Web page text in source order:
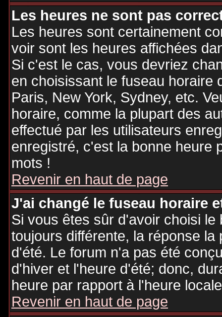
Les heures ne sont pas
Les heures sont certainement
voir sont les heures affichées
Si c'est le cas, vous devriez
en choisissant le fuseau horaire
Paris, New York, Sydney, etc.
horaire, comme la plupart des
effectué par les utilisateurs
enregistré, c'est la bonne heure
mots !
Revenir en haut de page
J'ai changé le fuseau horaire
Si vous êtes sûr d'avoir choisi
toujours différente, la réponse
d'été. Le forum n'a pas été
d'hiver et l'heure d'été; donc,
heure par rapport à l'heure
Revenir en haut de page